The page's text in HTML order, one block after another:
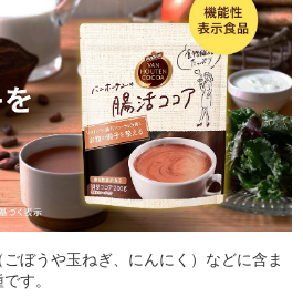
ごぼうや玉ねぎ、にんにく）などに含ま
す。